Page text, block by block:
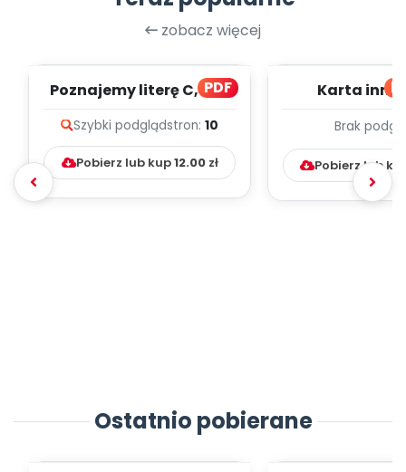
zobacz więcej
PDF
Poznajemy literę C, cz. 1
Szybki podglądstron: 10
Pobierz lub kup12.00zł
Karta
Brak
Pobierz lub
Ostatnio pobierane